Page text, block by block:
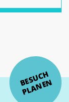
B
E
S
U
C
H
P
L
A
N
E
N